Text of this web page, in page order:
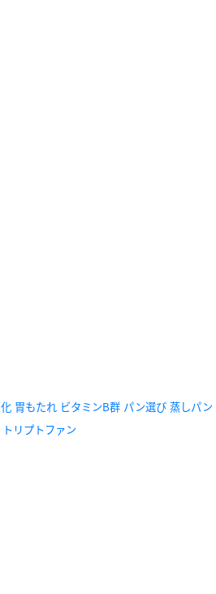
胃もたれ ビタミンB群 パン選び 蒸しパン
トリプトファン